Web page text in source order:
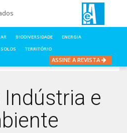
AR BIODIVERSIDADE
ENERGIA
SOLOS TERRITÓRIO
ASSINE A REVISTA
e